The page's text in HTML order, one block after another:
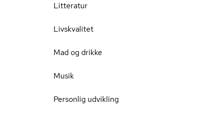
Litteratur
Livskvalitet
Mad og drikke
Musik
Personlig udvikling